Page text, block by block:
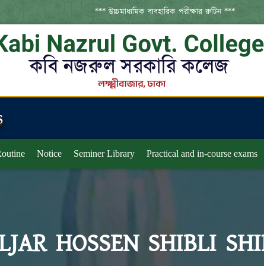
*** উচ্চমাধ্যমিক ব্যবহারিক পরীক্ষার রুটিন ***
Notice Seminer Library Practical and in-course exams
HOSSEN SHIBLI